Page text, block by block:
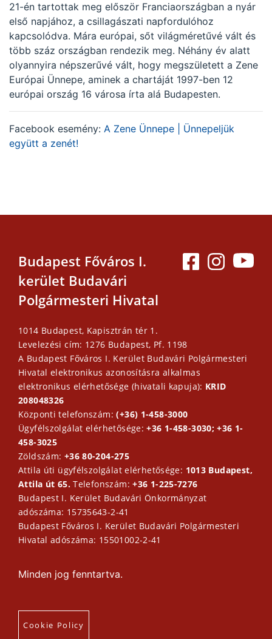
21-én tartottak meg először Franciaországban a nyár
első napjához, a csillagászati napfordulóhoz
kapcsolódva. Mára európai, sőt világméretűvé vált és
több száz országban rendezik meg. Néhány év alatt
olyannyira népszerűvé vált, hogy megszületett a Zene
Európai Ünnepe, aminek a chartáját 1997-ben 12
európai ország 16 városa írta alá Budapesten.
Facebook esemény: A Zene Ünnepe | Ünnepeljük
együtt a zenét!
Budapest Főváros I.
kerület Budavári
Polgármesteri Hivatal
1014 Budapest, Kapisztrán tér 1.
Levelezési cím: 1276 Budapest, Pf. 1198
A Budapest Főváros I. Kerület Budavári Polgármesteri
Hivatal elektronikus azonosításra alkalmas
elektronikus elérhetősége (hivatali kapuja): KRID
208048326
Központi telefonszám:(+36) 1-458-3000
Ügyfélszolgálat elérhetősége:+36 1-458-3030; +36 1-
458-3025
Zöldszám: +36 80-204-275
Attila úti ügyfélszolgálat elérhetősége: 1013 Budapest,
Attila út 65.Telefonszám:+36 1-225-7276
Budapest I. Kerület Budavári Önkormányzat
adószáma: 15735643-2-41
Budapest Főváros I. Kerület Budavári Polgármesteri
Hivatal adószáma: 15501002-2-41
Minden jog fenntartva.
Cookie Policy